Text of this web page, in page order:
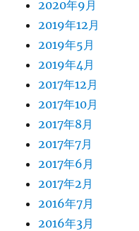
2020年9月
2019年12月
2019年5月
2019年4月
2017年12月
2017年10月
2017年8月
2017年7月
2017年6月
2017年2月
2016年7月
2016年3月